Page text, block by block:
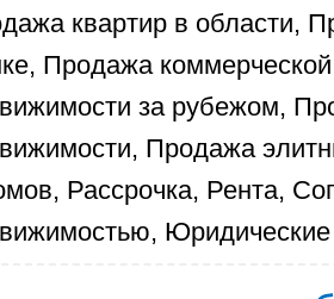
квартир в области,
Продажа
за рубежом,
Продажа
Рассрочка, Рента,
Юридические